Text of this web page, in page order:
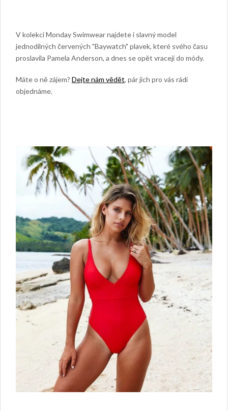
V kolekci Monday Swimwear najdete i slavný model
jednodílných červených "Baywatch" plavek, které svého času
proslavila Pamela Anderson, a dnes se opět vracejí do módy.
Máte o ně zájem? Dejte nám vědět, pár jich pro vás rádi
objednáme.